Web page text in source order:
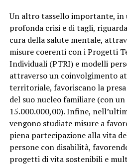
Un altro tassello importante, in
profonda crisi e di tagli,
cura della salute mentale,
misure coerenti con i Progetti
Individuali (PTRI) e modelli
attraverso un coinvolgimento
territoriale, favoriscano la
del suo nucleo familiare (con
15.000.000,00). Infine,
vengono studiate misure a
piena partecipazione alla vita
persone con disabilità,
progetti di vita sostenibili e